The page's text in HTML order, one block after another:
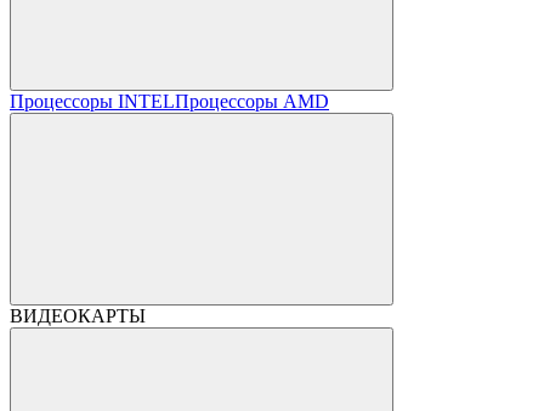
Процессоры INTELПроцессоры AMD
ВИДЕОКАРТЫ